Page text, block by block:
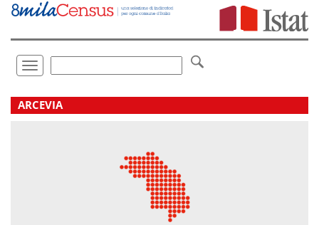
Vai
direttamente
Toggle
navigation
.
ARCEVIA